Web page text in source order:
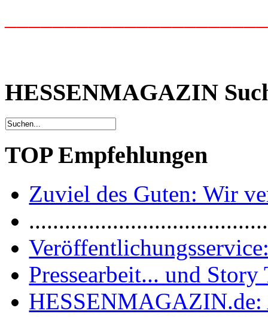
HESSENMAGAZIN
TOP Empfehlungen
Zuviel des Guten: Wir
Pressearbeit... und
HESSENMAGAZIN.de: